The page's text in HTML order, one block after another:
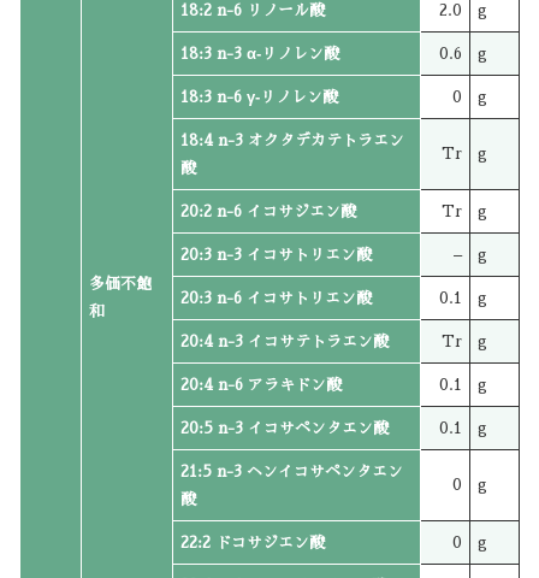
多価不飽
和
18:2 n-6 リノール酸 2.0 g
18:3 n-3 α‐リノレン酸 0.6 g
18:3 n-6 γ‐リノレン酸 0 g
18:4 n-3 オクタデカテトラエン
酸
Tr g
20:2 n-6 イコサジエン酸 Tr g
20:3 n-3 イコサトリエン酸 – g
20:3 n-6 イコサトリエン酸 0.1 g
20:4 n-3 イコサテトラエン酸 Tr g
20:4 n-6 アラキドン酸 0.1 g
20:5 n-3 イコサペンタエン酸 0.1 g
21:5 n-3 ヘンイコサペンタエン
酸
0 g
22:2 ドコサジエン酸 0 g